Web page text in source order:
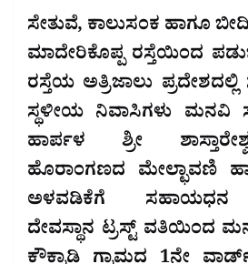
ಸೇತುವೆ, ಕಾಲುಸಂಕ ಹಾಗೂ
ಮಾದೇರಿಕೊಪ್ಪ ರಸ್ತೆಯಿಂದ
ರಸ್ತೆಯ ಅತ್ರಿಜಾಲು
ಸ್ಥಳೀಯ ನಿವಾಸಿಗಳು ಮನವಿ
ಹಾರ್ಪಳ ಶ್ರೀ
ಹೊರಾಂಗಣದ ಮೇಲ್ಛಾವಣಿ
ಅಳವಡಿಕೆಗೆ ಸಹಾಯಧನ
ದೇವಸ್ಥಾನ ಟ್ರಸ್ಟ್ ವತಿಯಿಂದ